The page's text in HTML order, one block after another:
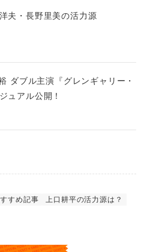
夫・長野里美の活力源
ダブル主演『グレンギャリー・
ュアル公開！
すめ記事 上口耕平の活力源は？